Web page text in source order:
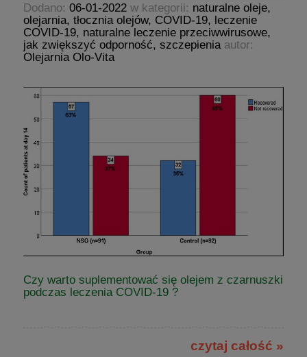
Dodano: 06-01-2022 w kategorii: naturalne oleje,
olejarnia, tłocznia olejów, COVID-19, leczenie
COVID-19, naturalne leczenie przeciwwirusowe,
jak zwiększyć odporność, szczepieniaautor:
Olejarnia Olo-Vita
Czy warto suplementować się olejem z czarnuszki
podczas leczenia COVID-19 ?
czytaj całość »